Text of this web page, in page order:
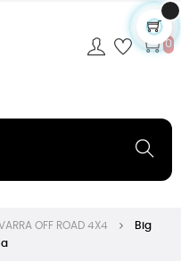
0
OFF ROAD 4X4
Big